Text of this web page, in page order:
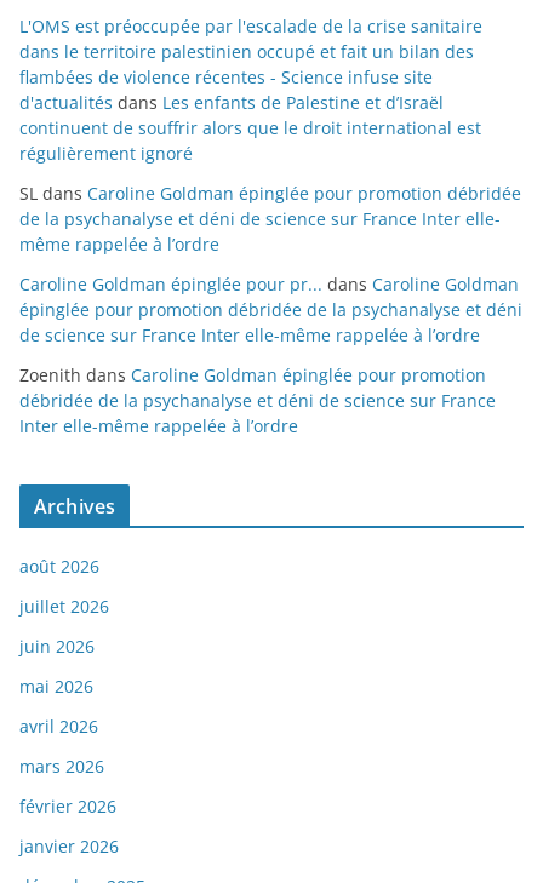
L'OMS est préoccupée par l'escalade de la crise sanitaire
dans le territoire palestinien occupé et fait un bilan des
flambées de violence récentes - Science infuse site
d'actualités dans Les enfants de Palestine et d’Israël
continuent de souffrir alors que le droit international est
régulièrement ignoré
SL dans Caroline Goldman épinglée pour promotion débridée
de la psychanalyse et déni de science sur France Inter elle-
même rappelée à l’ordre
Caroline Goldman épinglée pour pr... dans Caroline Goldman
épinglée pour promotion débridée de la psychanalyse et déni
de science sur France Inter elle-même rappelée à l’ordre
Zoenith dans Caroline Goldman épinglée pour promotion
débridée de la psychanalyse et déni de science sur France
Inter elle-même rappelée à l’ordre
Archives
août 2026
juillet 2026
juin 2026
mai 2026
avril 2026
mars 2026
février 2026
janvier 2026